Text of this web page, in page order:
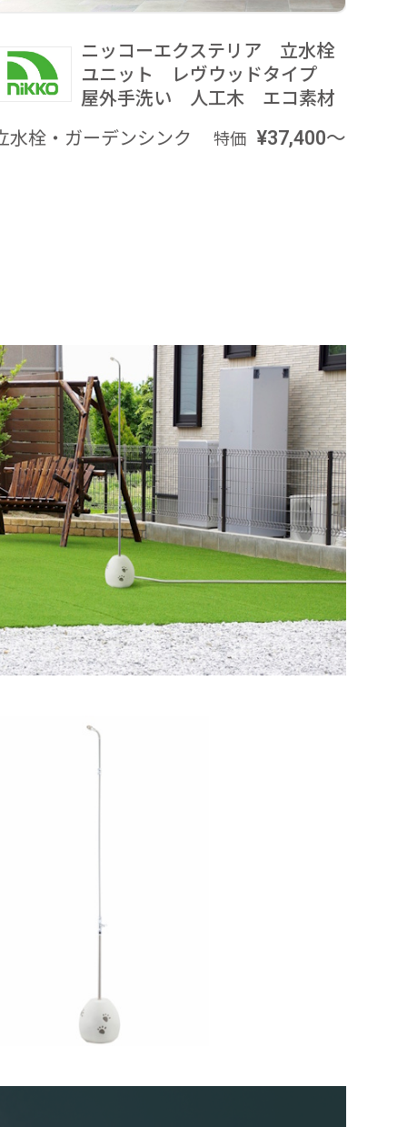
ニッコーエクステリア 立水栓
ユニット レヴウッドタイプ
屋外手洗い 人工木 エコ素材
水栓・ガーデンシンク
特価 ¥37,400～